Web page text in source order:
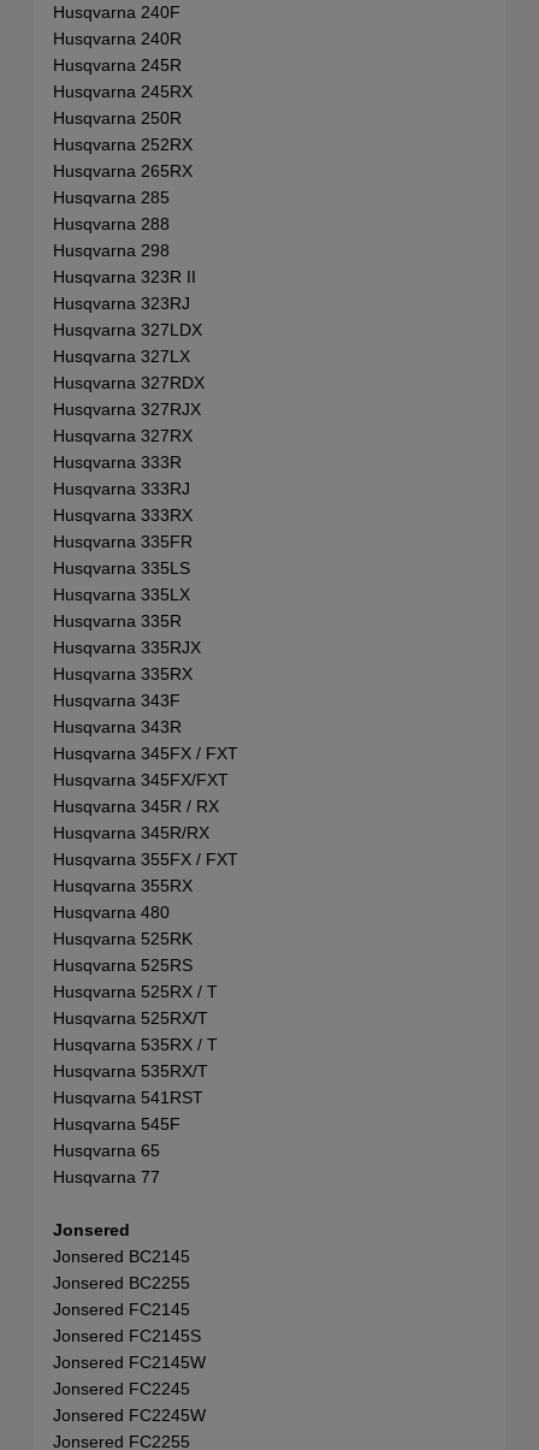
Husqvarna 240F
Husqvarna 240R
Husqvarna 245R
Husqvarna 245RX
Husqvarna 250R
Husqvarna 252RX
Husqvarna 265RX
Husqvarna 285
Husqvarna 288
Husqvarna 298
Husqvarna 323R II
Husqvarna 323RJ
Husqvarna 327LDX
Husqvarna 327LX
Husqvarna 327RDX
Husqvarna 327RJX
Husqvarna 327RX
Husqvarna 333R
Husqvarna 333RJ
Husqvarna 333RX
Husqvarna 335FR
Husqvarna 335LS
Husqvarna 335LX
Husqvarna 335R
Husqvarna 335RJX
Husqvarna 335RX
Husqvarna 343F
Husqvarna 343R
Husqvarna 345FX / FXT
Husqvarna 345FX/FXT
Husqvarna 345R / RX
Husqvarna 345R/RX
Husqvarna 355FX / FXT
Husqvarna 355RX
Husqvarna 480
Husqvarna 525RK
Husqvarna 525RS
Husqvarna 525RX / T
Husqvarna 525RX/T
Husqvarna 535RX / T
Husqvarna 535RX/T
Husqvarna 541RST
Husqvarna 545F
Husqvarna 65
Husqvarna 77
Jonsered
Jonsered BC2145
Jonsered BC2255
Jonsered FC2145
Jonsered FC2145S
Jonsered FC2145W
Jonsered FC2245
Jonsered FC2245W
Jonsered FC2255